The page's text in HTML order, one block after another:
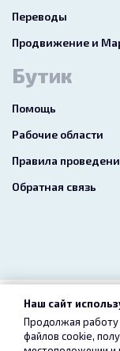
Переводы
Продвижение и
Бутик
Помощь
Рабочие области
Правила
Обратная связь
Наш сайт
Продолжая работу
файлов cookie,